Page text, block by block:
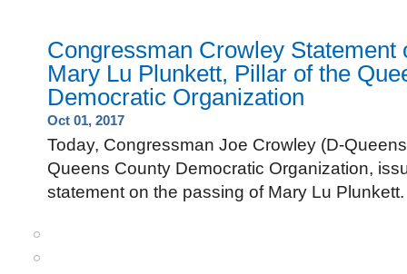
Congressman Crowley Statement
Mary Lu Plunkett, Pillar of the
Democratic Organization
Oct 01, 2017
Today, Congressman Joe Crowley (D-
Queens County Democratic Organization,
statement on the passing of Mary Lu Plunkett.